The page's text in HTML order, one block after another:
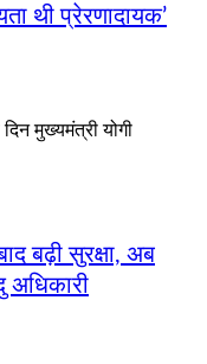
थी प्रेरणादायक’
मुख्यमंत्री योगी
बढ़ी सुरक्षा, अब